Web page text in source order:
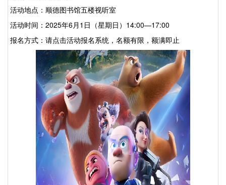
活动地点：顺德图书馆五楼视听室
活动时间： 2025年6月 1 日（星期日 ） 14:00—17:00
报名方式：请点击活动报名系统，名额有限，额满即止